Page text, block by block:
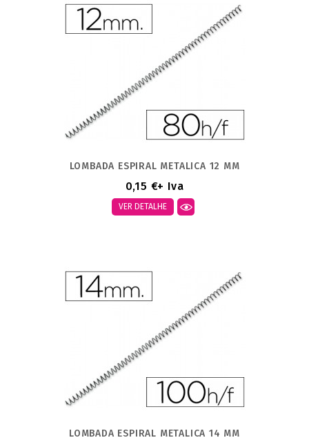
LOMBADA ESPIRAL METALICA 12 MM
0,15 €+ Iva
VER DETALHE
LOMBADA ESPIRAL METALICA 14 MM